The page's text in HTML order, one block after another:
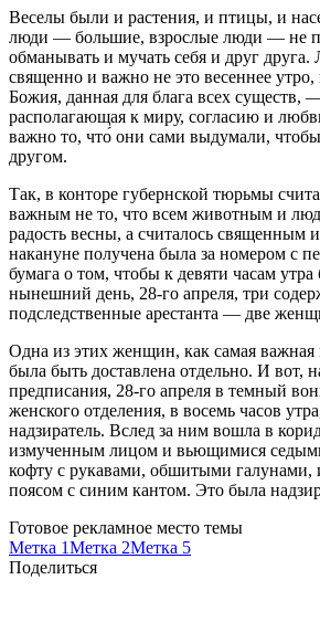
Веселы были и растения, и птицы, и
люди — большие, взрослые люди — не
обманывать и мучать себя и друг
священно и важно не это весеннее утро,
Божия, данная для блага всех существ,
располагающая к миру, согласию и
важно то, что́ они сами выдумали, чтобы
другом.
Так, в конторе губернской тюрьмы
важным не то, что всем животным и
радость весны, а считалось священным
накануне получена была за номером с
бумага о том, чтобы к девяти часам
нынешний день, 28-го апреля, три
подследственные арестанта — две
Одна из этих женщин, как самая важная
была быть доставлена отдельно. И вот,
предписания, 28-го апреля в темный
женского отделения, в восемь часов
надзиратель. Вслед за ним вошла в
измученным лицом и вьющимися
кофту с рукавами, обшитыми галунами,
поясом с синим кантом. Это была
Готовое рекламное место темы
Метка 1Метка 2Метка 5
Поделиться